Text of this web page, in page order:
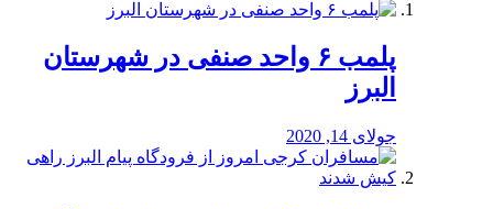
پلمب ۶ واحد صنفی در شهرستان
البرز
جولای 14, 2020